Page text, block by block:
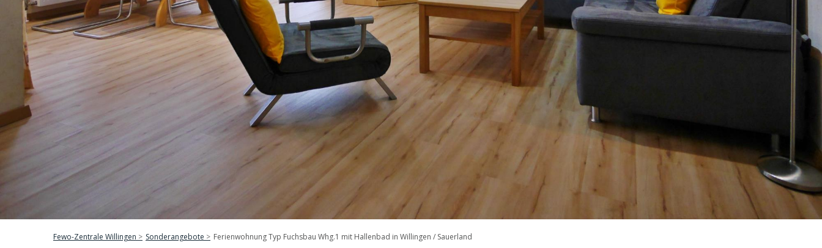
Fewo-Zentrale Willingen Sonderangebote Ferienwohnung Typ Fuchsbau Whg.1 mit Hallenbad in Willingen / Sauerland